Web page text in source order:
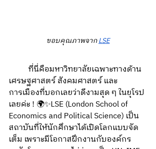
ขอบคุณภาพจาก LSE
เศรษฐศาสตร์ สังคมศาสตร์ และ
การเมืองที่บอกเลยว่าดีงามสุด ๆ ในยุโรป
เลยค่ะ ! 🌍✨LSE (London School of
Economics and Political Science) เป็น
สถาบันที่ให้นักศึกษาได้เปิดโลกแบบจัด
เต็ม เพราะมีโอกาสฝึกงานกับองค์กร